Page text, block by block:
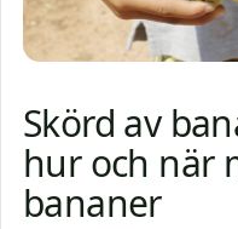
Skörd av
hur och när
bananer